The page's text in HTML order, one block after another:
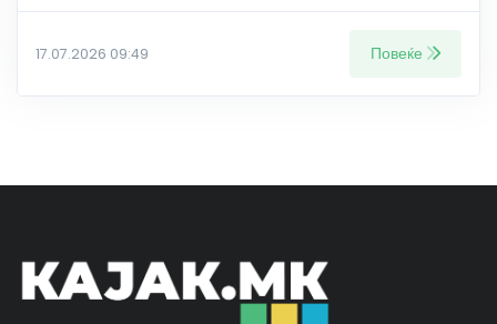
17.07.2026 09:49 Повеќе